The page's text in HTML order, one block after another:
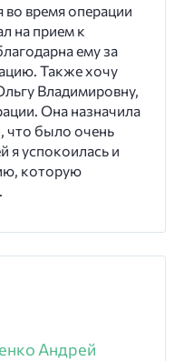
время операции
на прием к
ему за
Также хочу
Владимировну,
Она назначила
что было очень
я успокоилась и
которую
Андрей